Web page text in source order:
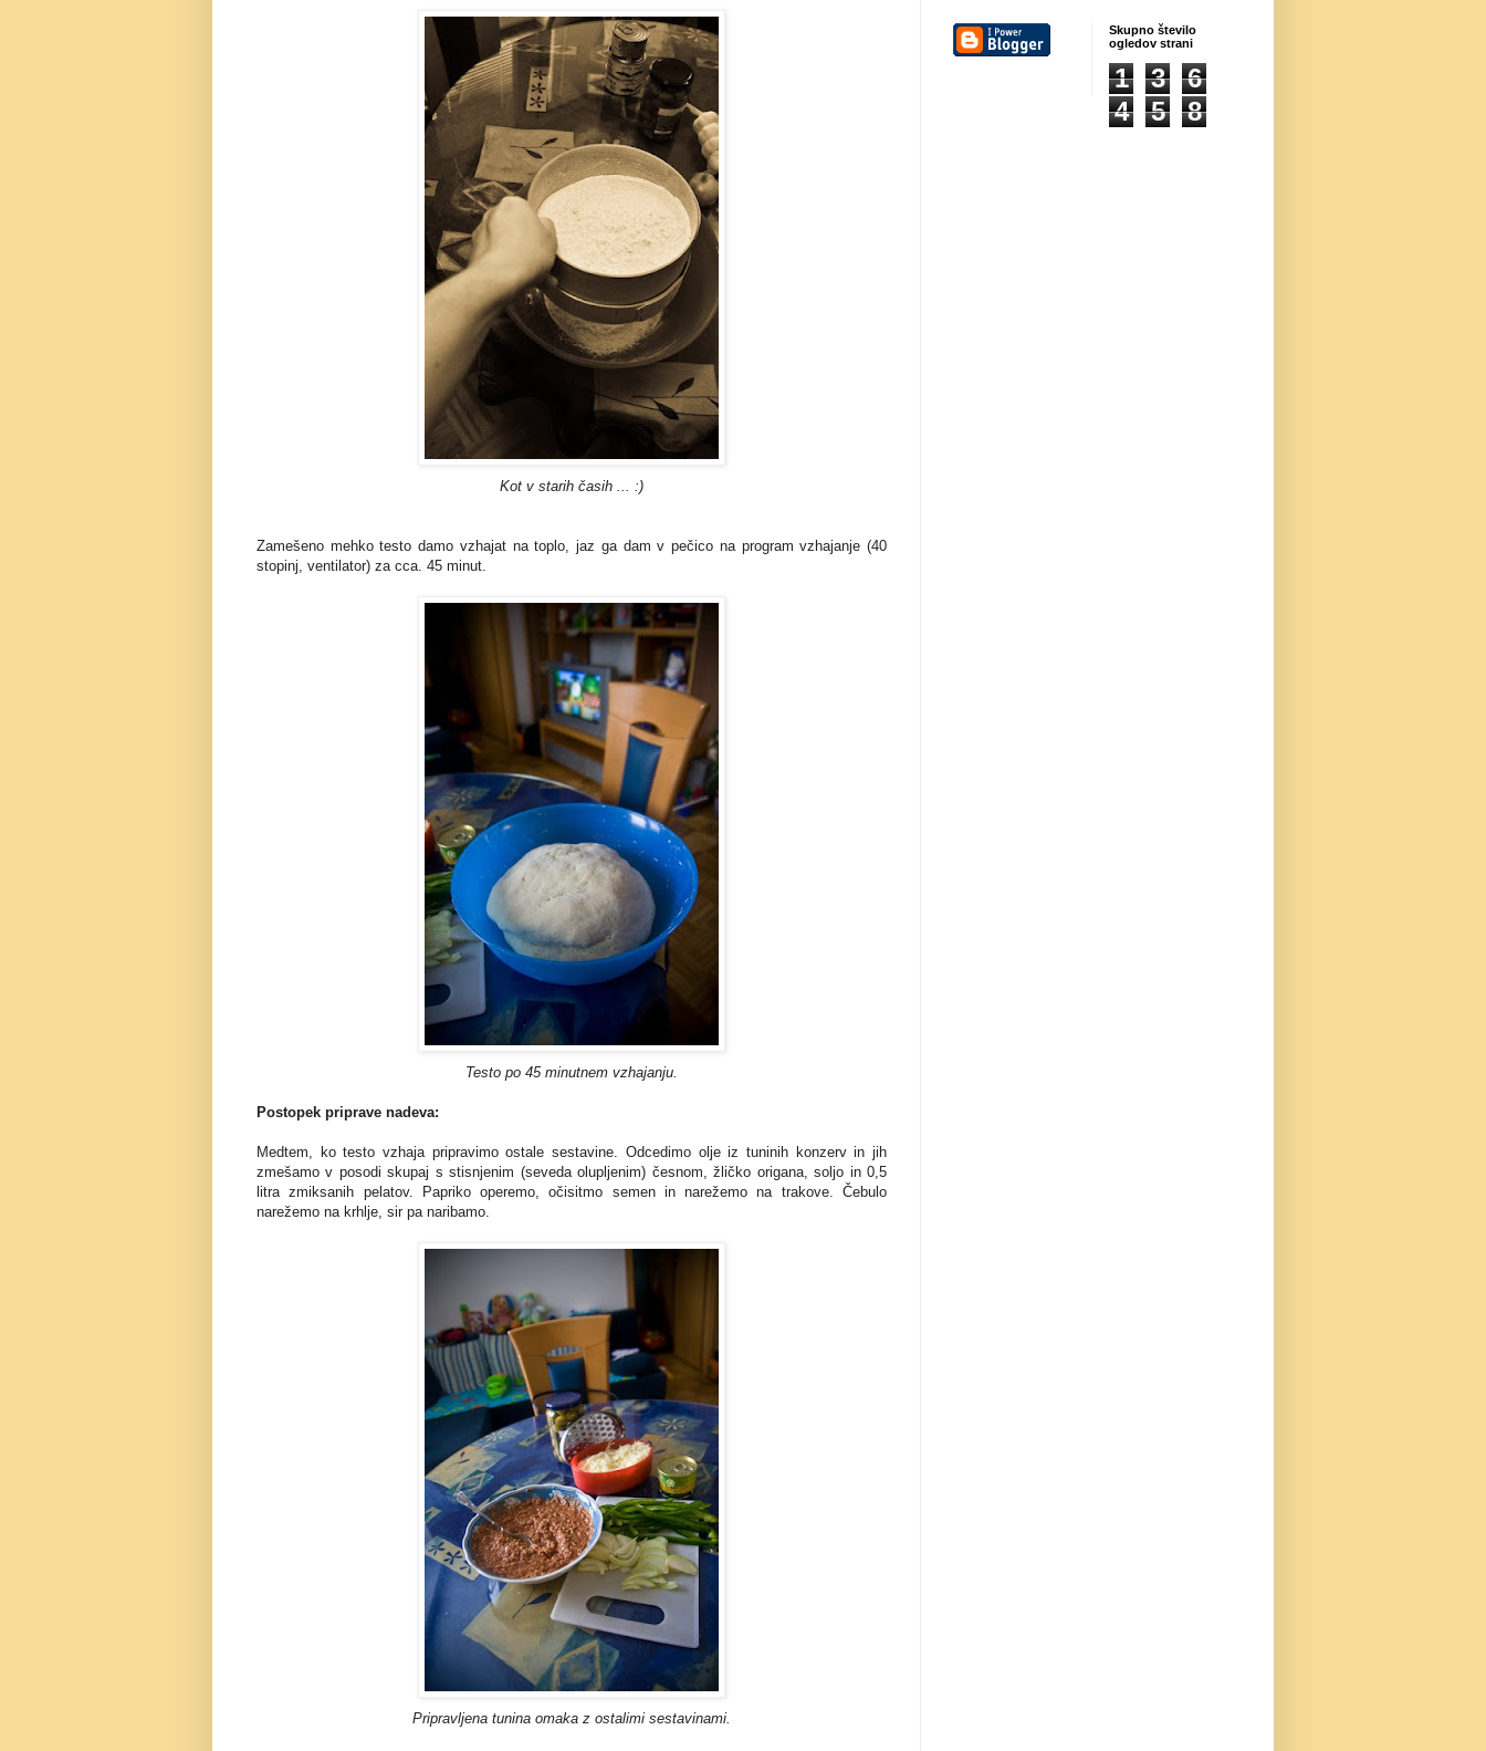
Kot v starih časih ... :)
Zamešeno mehko testo damo vzhajat na toplo, jaz ga dam v pečico na program vzhajanje (40
stopinj, ventilator) za cca. 45 minut.
Testo po 45 minutnem vzhajanju.
Postopek priprave nadeva:
Medtem, ko testo vzhaja pripravimo ostale sestavine. Odcedimo olje iz tuninih konzerv in jih
zmešamo v posodi skupaj s stisnjenim (seveda olupljenim) česnom, žličko origana, soljo in 0,5
litra zmiksanih pelatov. Papriko operemo, očisitmo semen in narežemo na trakove. Čebulo
narežemo na krhlje, sir pa naribamo.
Pripravljena tunina omaka z ostalimi sestavinami.
Skupno število
ogledov strani
1 3
6
4
5 8